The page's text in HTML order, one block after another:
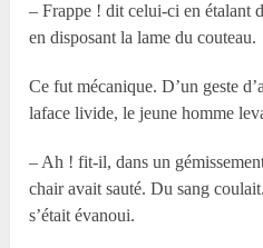
– Frappe ! dit celui-ci en étalant
en disposant la lame du couteau.
Ce fut mécanique. D’un geste
laface livide, le jeune homme
– Ah ! fit-il, dans un
chair avait sauté. Du sang
s’était évanoui.